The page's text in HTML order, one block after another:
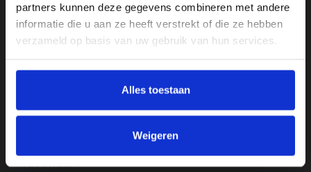
partners kunnen deze gegevens combineren met andere
informatie die u aan ze heeft verstrekt of die ze hebben
verzameld op basis van uw gebruik van hun services.
Alles toestaan
Weigeren
Opslagruimte
RAM-geheugen
Videokaart